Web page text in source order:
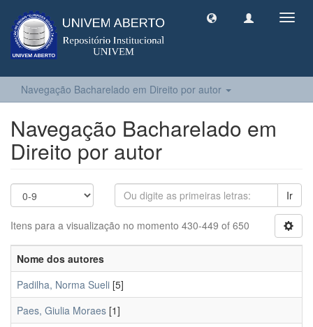
Navegação Bacharelado em Direito por autor
Navegação Bacharelado em
Direito por autor
Ir
Itens para a visualização no momento 430-449 of 650
Nome dos autores
Padilha, Norma Sueli [5]
Paes, Giulia Moraes [1]